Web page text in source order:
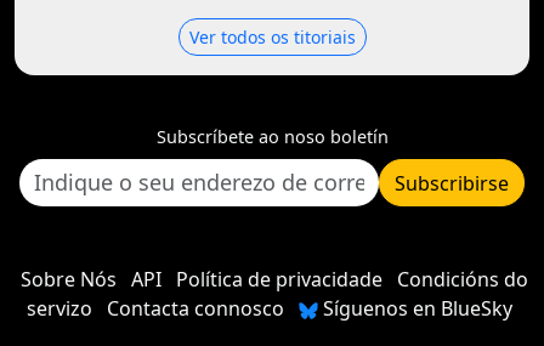
Ver todos os titoriais
Subscríbete ao noso boletín
Subscribirse
Sobre Nós API Política de privacidade Condicións do
servizo
Contacta connosco
Síguenos en BlueSky